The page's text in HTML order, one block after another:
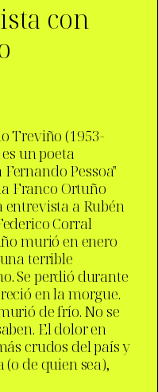
con
Treviño (1953-
es un poeta
Pessoa"
Franco Ortuño
entrevista a Rubén
Corral
murió en enero
terrible
Se perdió durante
en la morgue.
de frío. No se
El dolor en
crudos del país y
de quien sea),